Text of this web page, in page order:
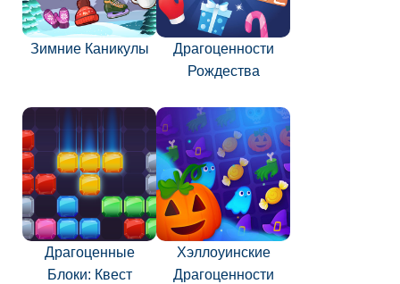
Зимние Каникулы
Драгоценности
Рождества
Драгоценные
Блоки: Квест
Хэллоуинские
Драгоценности